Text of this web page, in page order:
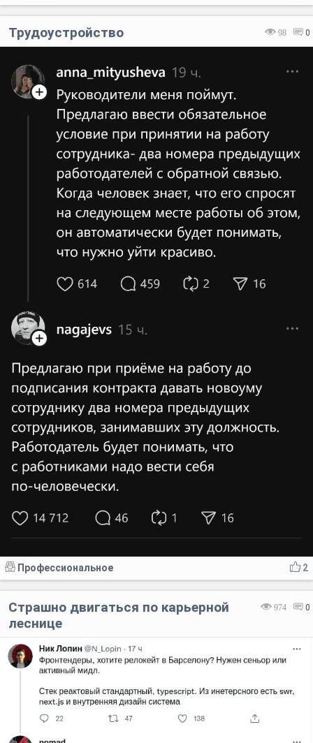
98 0
Трудоустройство
2
Профессиональное
974 0
Страшно двигаться по карьерной
леснице